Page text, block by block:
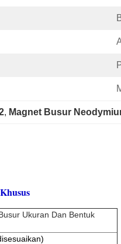
, Magnet Busur
Ukuran Dan Bentuk